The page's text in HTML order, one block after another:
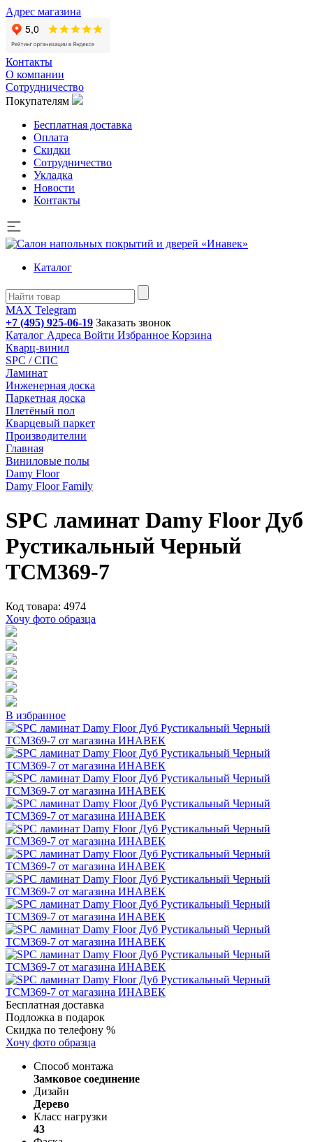
Адрес магазина
Контакты
О компании
Сотрудничество
Покупателям
Бесплатная доставка
Оплата
Скидки
Сотрудничество
Укладка
Новости
Контакты
Каталог
MAX Telegram
+7 (495) 925-06-19 Заказать звонок
Каталог Адреса Войти Избранное Корзина
Кварц-винил
SPC / СПС
Ламинат
Инженерная доска
Паркетная доска
Плетёный пол
Кварцевый паркет
Производителии
Главная
Виниловые полы
Damy Floor
Damy Floor Family
SPC ламинат Damy Floor Дуб
Рустикальный Черный
TCM369-7
Код товара: 4974
Хочу фото образца
В избранное
Бесплатная доставка
Подложка в подарок
Скидка по телефону %
Хочу фото образца
Способ монтажа
Замковое соединение
Дизайн
Дерево
Класс нагрузки
43